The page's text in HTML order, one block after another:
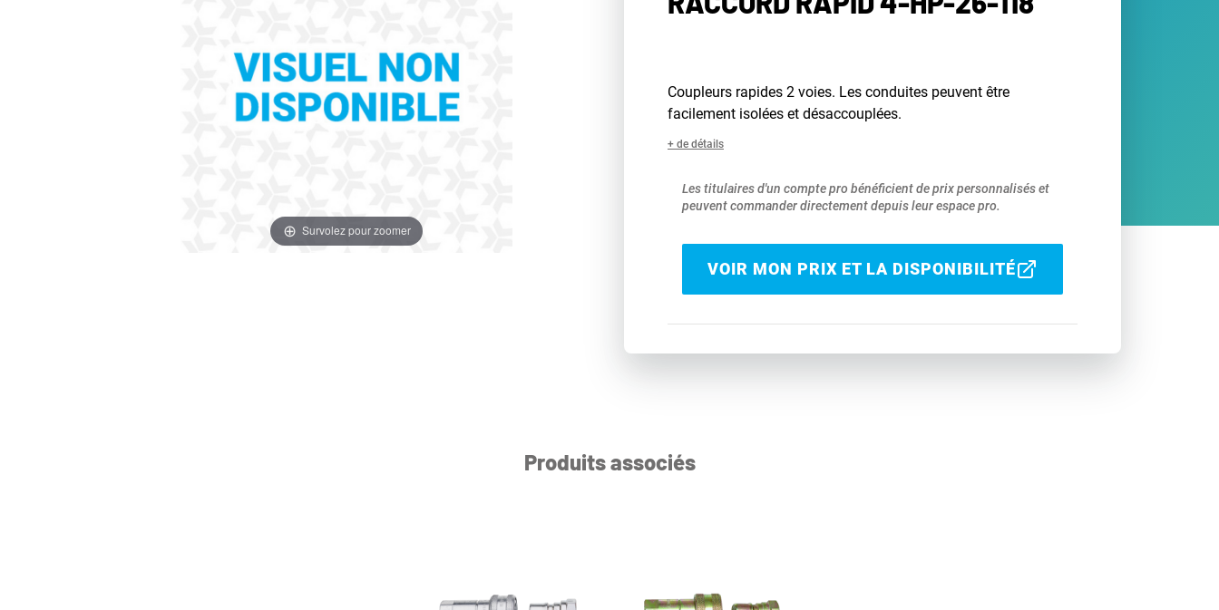
Survolez pour zoomer
Coupleurs rapides 2 voies. Les conduites peuvent être
facilement isolées et désaccouplées.
+ de détails
Les titulaires d'un compte pro bénéficient de prix personnalisés et
peuvent commander directement depuis leur espace pro.
VOIR MON PRIX ET LA DISPONIBILITÉ
Produits associés